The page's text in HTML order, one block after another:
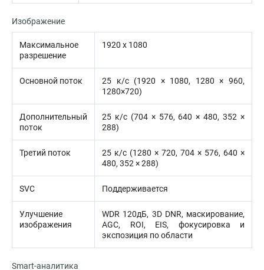
Изображение
Максимальное
разрешение
1920 x 1080
Основной поток
25 к/с (1920 × 1080, 1280 × 960,
1280×720)
Дополнительный
поток
25 к/с (704 × 576, 640 × 480, 352 ×
288)
Третий поток
25 к/с (1280 × 720, 704 × 576, 640 ×
480, 352 × 288)
SVC Поддерживается
Улучшение
изображения
WDR 120дБ, 3D DNR, маскирование,
AGC, ROI, EIS, фокусировка и
экспозиция по области
Smart-аналитика